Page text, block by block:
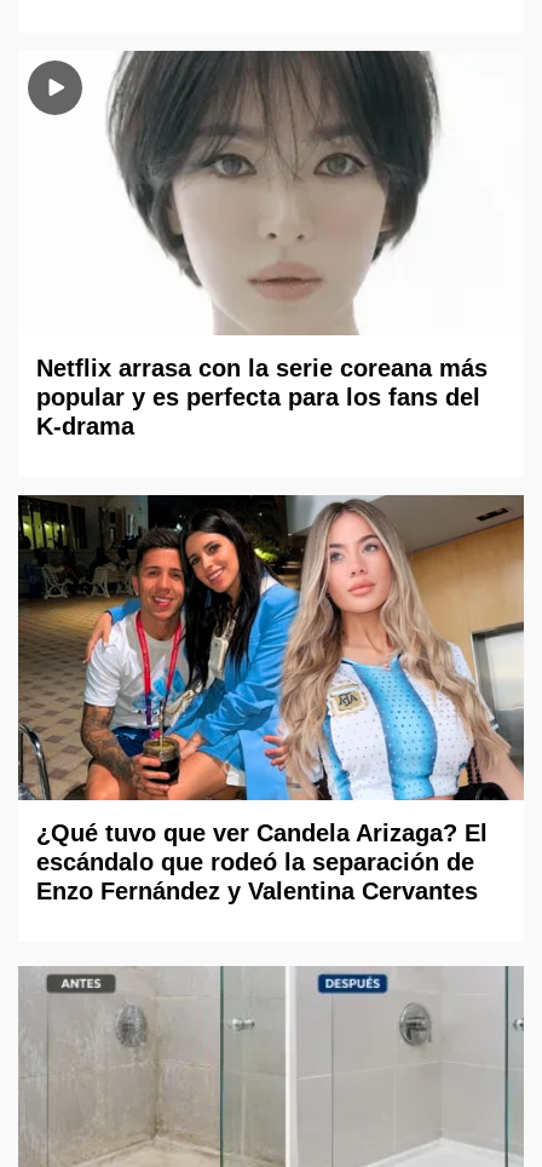
Netflix arrasa con la serie coreana más
popular y es perfecta para los fans del
K-drama
¿Qué tuvo que ver Candela Arizaga? El
escándalo que rodeó la separación de
Enzo Fernández y Valentina Cervantes